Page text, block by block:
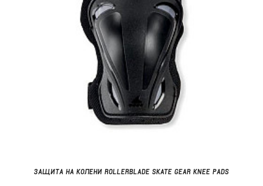
ЗАЩИТА НА КОЛЕНИ ROLLERBLADE SKATE GEAR KNEE PADS